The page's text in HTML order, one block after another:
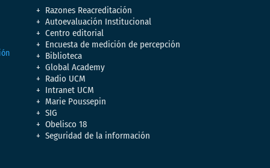
Razones Reacreditación
Autoevaluación Institucional
Centro editorial
Encuesta de medición de percepción
Biblioteca
Global Academy
Radio UCM
Intranet UCM
Marie Poussepin
SIG
Obelisco 18
Seguridad de la información